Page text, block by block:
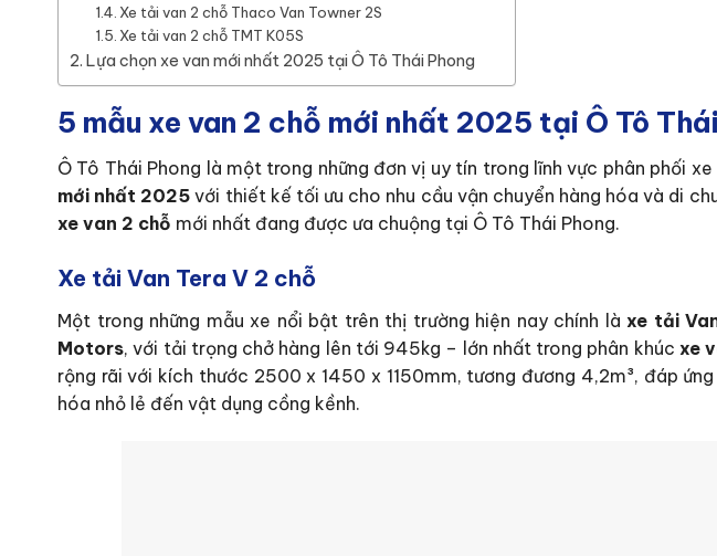
Xe tải van 2 chỗ Thaco Van Towner 2S
Xe tải van 2 chỗ TMT K05S
Lựa chọn xe van mới nhất 2025 tại Ô Tô Thái Phong
5 mẫu xe van 2 chỗ mới nhất 2025 tại Ô Tô
Ô Tô Thái Phong là một trong những đơn vị uy tín trong lĩnh vực phân phối
mới nhất 2025 với thiết kế tối ưu cho nhu cầu vận chuyển hàng hóa và di
xe van 2 chỗ mới nhất đang được ưa chuộng tại Ô Tô Thái Phong.
Xe tải Van Tera V 2 chỗ
Một trong những mẫu xe nổi bật trên thị trường hiện nay chính là xe tải
Motors, với tải trọng chở hàng lên tới 945kg – lớn nhất trong phân khúc xe
rộng rãi với kích thước 2500 x 1450 x 1150mm, tương đương 4,2m³, đáp
hóa nhỏ lẻ đến vật dụng cồng kềnh.